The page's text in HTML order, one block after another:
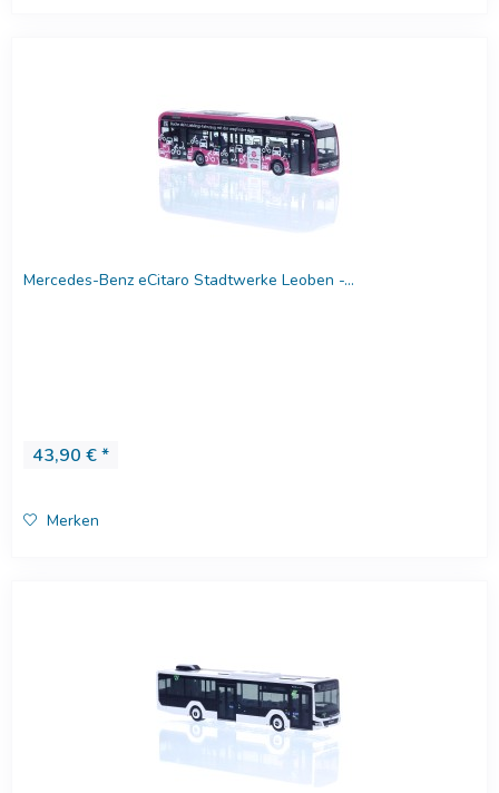
Mercedes-Benz eCitaro Stadtwerke Leoben -...
43,90 € *
Merken